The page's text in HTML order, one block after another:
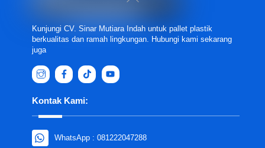
Kunjungi CV. Sinar Mutiara Indah untuk pallet plastik
berkualitas dan ramah lingkungan. Hubungi kami sekarang
juga
Kontak Kami:
WhatsApp : 081222047288